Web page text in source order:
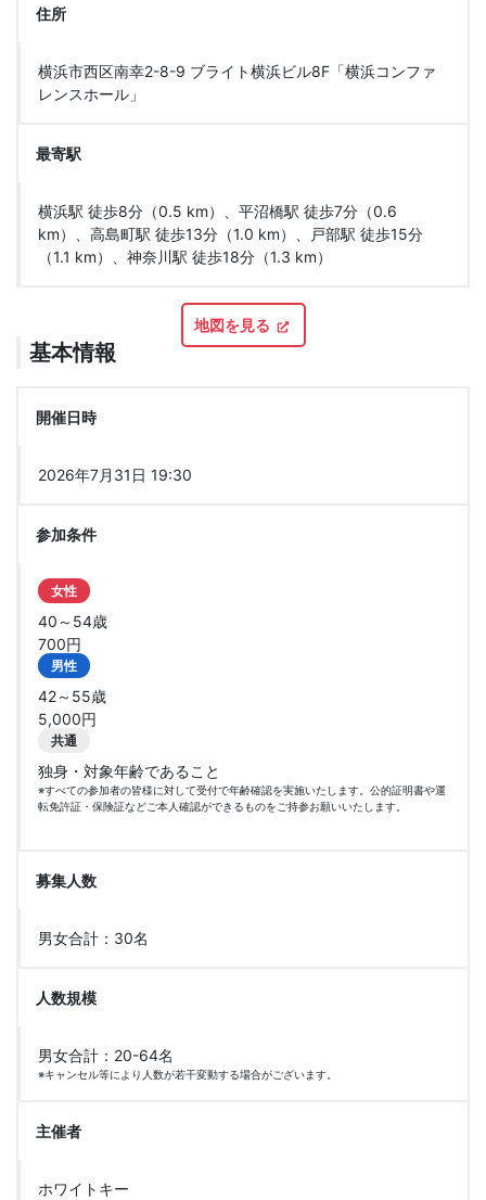
住所
横浜市西区南幸2-8-9 ブライト横浜ビル8F「横浜コンファ
レンスホール」
最寄駅
横浜駅 徒歩8分（0.5 km）、平沼橋駅 徒歩7分（0.6
km）、高島町駅 徒歩13分（1.0 km）、戸部駅 徒歩15分
（1.1 km）、神奈川駅 徒歩18分（1.3 km）
地図を見る
基本情報
開催日時
2026年7月31日 19:30
参加条件
女性
40～54歳
700円
男性
42～55歳
5,000円
共通
独身・対象年齢であること
※すべての参加者の皆様に対して受付で年齢確認を実施いたします。公的証明書や運
転免許証・保険証などご本人確認ができるものをご持参お願いいたします。
募集人数
男女合計：30名
人数規模
男女合計：20-64名
※キャンセル等により人数が若干変動する場合がございます。
主催者
ホワイトキー